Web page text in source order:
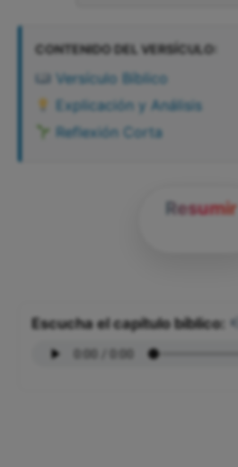
CONTENIDO DEL VERSÍCULO:
Versículo Bíblico
Explicación y Análisis
Reflexión Corta
Resumir
Escucha el capítulo bíblico: